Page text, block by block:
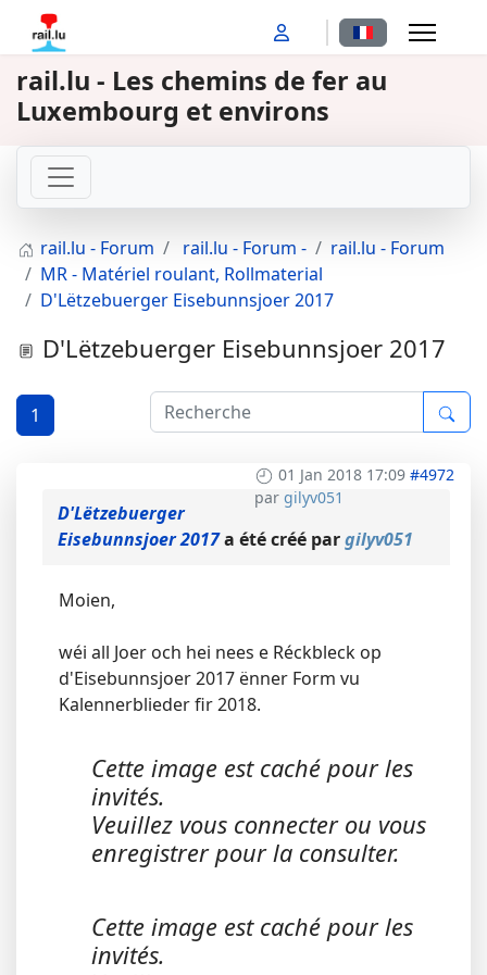
Sélectionnez
rail.lu - Les chemins de fer au
Luxembourg et environs
rail.lu - Forum rail.lu - Forum -
rail.lu - Forum
MR - Matériel roulant, Rollmaterial
D'Lëtzebuerger Eisebunnsjoer 2017
D'Lëtzebuerger Eisebunnsjoer 2017
1
01 Jan 2018 17:09 #4972
par gilyv051
D'Lëtzebuerger
Eisebunnsjoer 2017a été créé pargilyv051
Moien,
wéi all Joer och hei nees e Réckbleck op
d'Eisebunnsjoer 2017 ënner Form vu
Kalennerblieder fir 2018.
Cette image est caché pour les
invités.
Veuillez vous connecter ou vous
enregistrer pour la consulter.
Cette image est caché pour les
invités.